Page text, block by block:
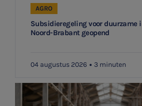
Subsidieregeling voor duurzame
Noord-Brabant geopend
AGRO
04 augustus 2026 3 minuten